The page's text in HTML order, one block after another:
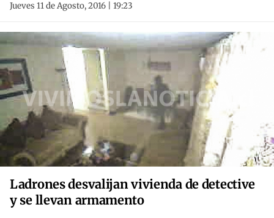
Jueves 11 de Agosto, 2016 | 19:23
Ladrones desvalijan vivienda de detective
y se llevan armamento